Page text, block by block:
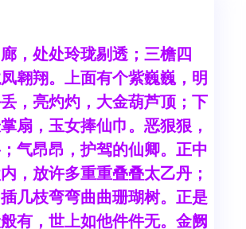
，处处玲珑剔透；三檐四
翱翔。上面有个紫巍巍，明
，亮灼灼，大金葫芦顶；下
扇，玉女捧仙巾。恶狠狠，
气昂昂，护驾的仙卿。正中
，放许多重重叠叠太乙丹；
几枝弯弯曲曲珊瑚树。正是
有，世上如他件件无。金阙